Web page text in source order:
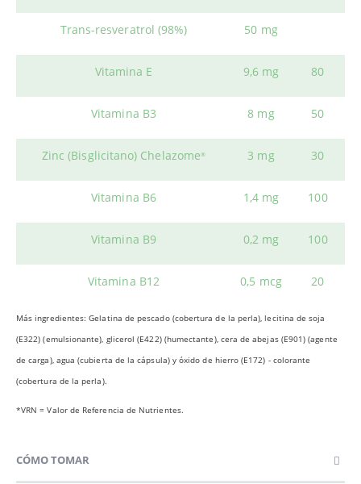
Trans-resveratrol (98%) 50 mg
Vitamina E 9,6 mg 80
Vitamina B3 8 mg 50
Zinc (Bisglicitano) Chelazome® 3 mg 30
Vitamina B6 1,4 mg 100
Vitamina B9 0,2 mg 100
Vitamina B12 0,5 mcg 20
Más ingredientes: Gelatina de pescado (cobertura de la perla), lecitina de soja
(E322) (emulsionante), glicerol (E422) (humectante), cera de abejas (E901) (agente
de carga), agua (cubierta de la cápsula) y óxido de hierro (E172) - colorante
(cobertura de la perla).
*VRN = Valor de Referencia de Nutrientes.
CÓMO TOMAR